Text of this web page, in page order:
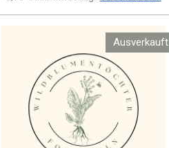
Ausverkauft